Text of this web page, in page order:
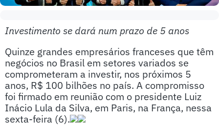
Investimento se dará num prazo de 5 anos
Quinze grandes empresários franceses que têm
negócios no Brasil em setores variados se
comprometeram a investir, nos próximos 5
anos, R$ 100 bilhões no país. A compromisso
foi firmado em reunião com o presidente Luiz
Inácio Lula da Silva, em Paris, na França, nessa
sexta-feira (6).